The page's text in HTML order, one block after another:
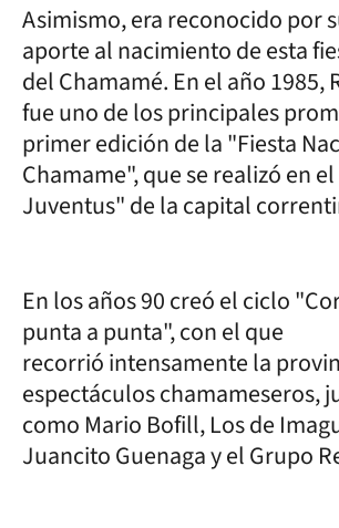
Asimismo, era reconocido por
aporte al nacimiento de esta
del Chamamé. En el año 1985,
fue uno de los principales
primer edición de la "Fiesta
Chamame", que se realizó en
Juventus" de la capital
En los años 90 creó el ciclo
punta a punta", con el que
recorrió intensamente la
espectáculos chamameseros,
como Mario Bofill, Los de
Juancito Guenaga y el Grupo